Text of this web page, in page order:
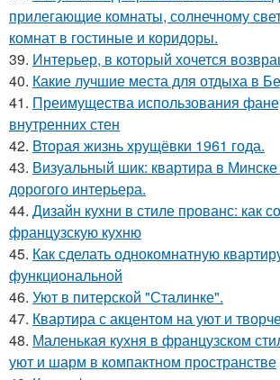
прилегающие комнаты, солнечному
комнат в гостиные и коридоры.
39. Интерьер, в который хочется
40. Какие лучшие места для отдыха в
41. Преимущества использования
внутренних стен
42. Вторая жизнь хрущёвки 1961 года.
43. Визуальный шик: квартира в
дорогого интерьера.
44. Дизайн кухни в стиле прованс: как
французскую кухню
45. Как сделать однокомнатную
функциональной
46. Уют в питерской "Сталинке".
47. Квартира с акцентом на уют и
48. Маленькая кухня в французском
уют и шарм в компактном пространстве